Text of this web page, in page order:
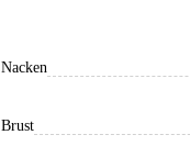
Nacken
Brust